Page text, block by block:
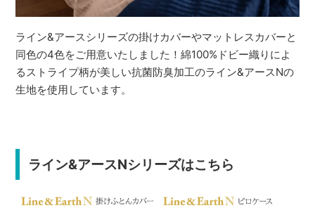
ライン&アースシリーズの掛けカバーやマットレスカバーと
同色の4色をご用意いたしました！綿100%ドビー織りによ
るストライプ柄が美しい抗菌防臭加工のライン&アースNの
生地を使用しています。
ライン&アースNシリーズはこちら